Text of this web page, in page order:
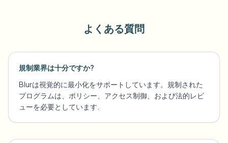
よくある質問
規制業界は十分ですか?
Blurは視覚的に最小化をサポートしています。規制された
プログラムは、ポリシー、アクセス制御、および法的レビ
ューを必要としています.